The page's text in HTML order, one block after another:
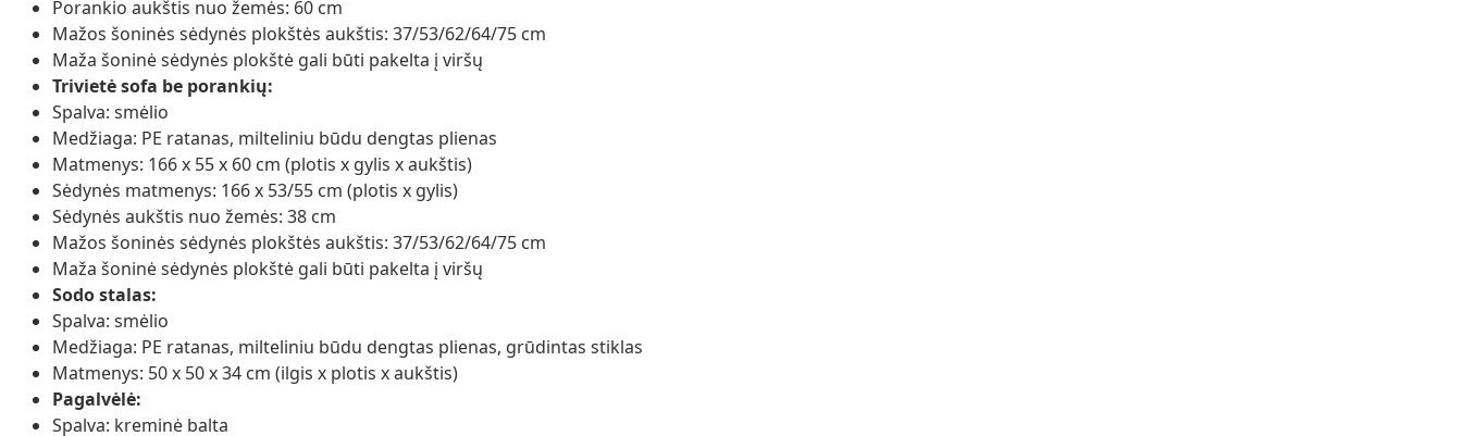
Porankio aukštis nuo žemės: 60 cm
Mažos šoninės sėdynės plokštės aukštis: 37/53/62/64/75 cm
Maža šoninė sėdynės plokštė gali būti pakelta į viršų
Trivietė sofa be porankių:
Spalva: smėlio
Medžiaga: PE ratanas, milteliniu būdu dengtas plienas
Matmenys: 166 x 55 x 60 cm (plotis x gylis x aukštis)
Sėdynės matmenys: 166 x 53/55 cm (plotis x gylis)
Sėdynės aukštis nuo žemės: 38 cm
Mažos šoninės sėdynės plokštės aukštis: 37/53/62/64/75 cm
Maža šoninė sėdynės plokštė gali būti pakelta į viršų
Sodo stalas:
Spalva: smėlio
Medžiaga: PE ratanas, milteliniu būdu dengtas plienas, grūdintas stiklas
Matmenys: 50 x 50 x 34 cm (ilgis x plotis x aukštis)
Pagalvėlė:
Spalva: kreminė balta